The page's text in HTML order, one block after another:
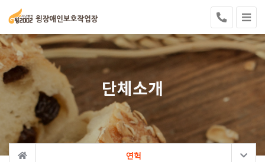
단체소개
연혁